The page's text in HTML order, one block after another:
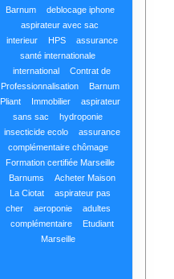
Barnum
deblocage iphone
aspirateur avec sac
interieur
HPS
assurance
santé internationale
international
Contrat de
Professionnalisation
Barnum
Pliant
Immobilier
aspirateur
sans sac
hydroponie
insecticide ecolo
assurance
complémentaire chômage
Formation certifiée Marseille
Barnums
Acheter Maison
La Ciotat
aspirateur pas
cher
aeroponie
adultes
complémentaire
Etudiant
Marseille